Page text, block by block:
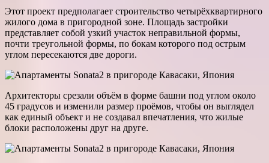
Этот проект предполагает строительство четырёхквартирного
жилого дома в пригородной зоне. Площадь застройки
представляет собой узкий участок неправильной формы,
почти треугольной формы, по бокам которого под острым
углом пересекаются две дороги.
Архитекторы срезали объём в форме башни под углом около
45 градусов и изменили размер проёмов, чтобы он выглядел
как единый объект и не создавал впечатления, что жилые
блоки расположены друг на друге.